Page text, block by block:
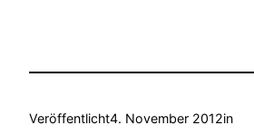
Veröffentlicht4. November 2012in